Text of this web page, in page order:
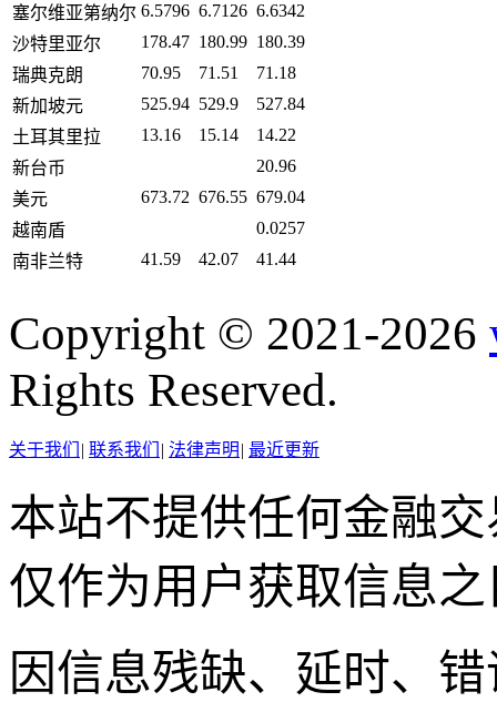
塞尔维亚第纳尔 6.5796 6.7126 6.6342
沙特里亚尔
178.47 180.99 180.39
瑞典克朗
70.95 71.51
71.18
新加坡元
525.94 529.9
527.84
土耳其里拉
13.16 15.14
14.22
新台币
20.96
美元
673.72 676.55 679.04
越南盾
0.0257
南非兰特
41.59 42.07 41.44
Copyright © 2021-2026
Rights Reserved.
关于我们 | 联系我们 | 法律声明 | 最近更新
本站不提供任何金融
仅作为用户获取信息
因信息残缺、延时、